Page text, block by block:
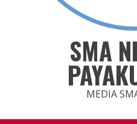
SMA
MEDIA